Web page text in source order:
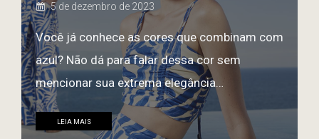
5 de dezembro de 2023
Você já conhece as cores que combinam com
azul? Não dá para falar dessa cor sem
mencionar sua extrema elegância…
LEIA MAIS